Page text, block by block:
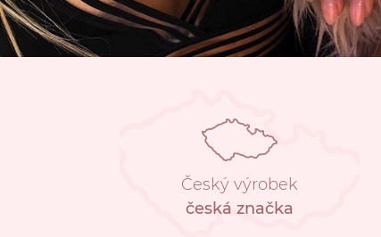
Český výrobek
česká značka